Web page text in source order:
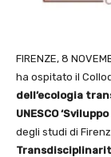
FIRENZE, 8
ha ospitato il
dell’ecologia
UNESCO
degli studi di